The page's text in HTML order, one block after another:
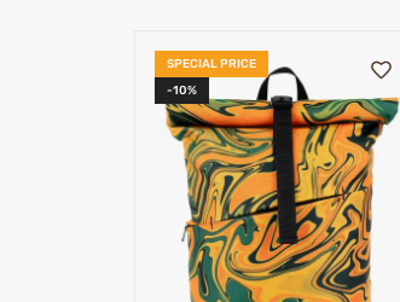
SPECIAL PRICE
-10%